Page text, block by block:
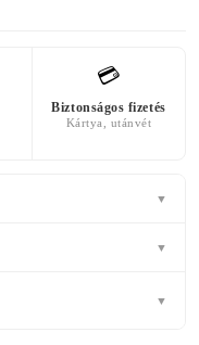
💳
Biztonságos fizetés
Kártya, utánvét
▼
▼
▼